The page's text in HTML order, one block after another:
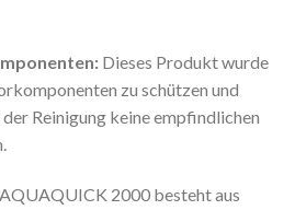
Dieses Produkt wurde
zu schützen und
Reinigung keine empfindlichen
AQUAQUICK 2000 besteht aus